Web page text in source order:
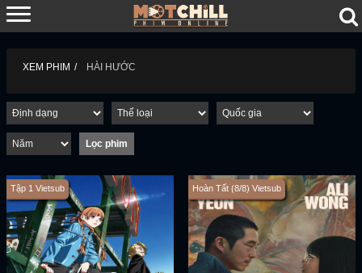
XEM PHIM HÀI HƯỚC
Tập 1 Vietsub Hoàn Tất (8/8) Vietsub